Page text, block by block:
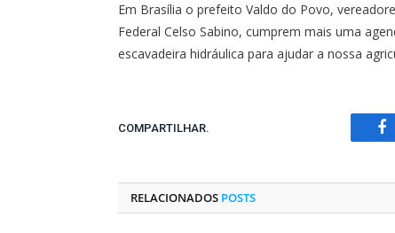
Em Brasília o prefeito Valdo do Povo,
Federal Celso Sabino, cumprem mais uma
escavadeira hidráulica para ajudar a nossa
COMPARTILHAR.
RELACIONADOS POSTS